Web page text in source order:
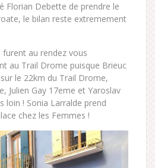
Florian Debette de prendre le
le bilan reste extremement
au rendez vous
au Trail Drome puisque Brieuc
le 22km du Trail Drome,
Julien Gay 17eme et Yaroslav
loin ! Sonia Larralde prend
chez les Femmes !